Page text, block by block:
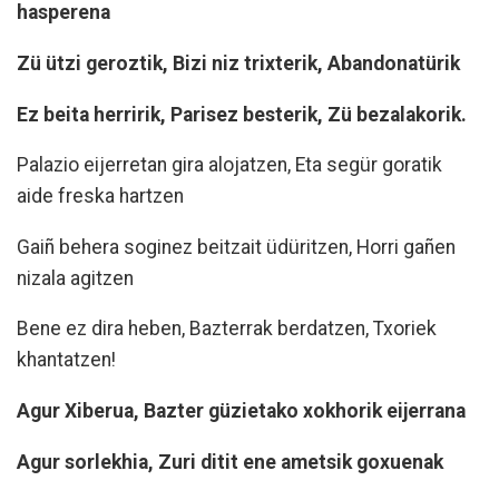
hasperena
Zü ützi geroztik, Bizi niz trixterik, Abandonatürik
Ez beita herririk, Parisez besterik, Zü bezalakorik.
Palazio eijerretan gira alojatzen, Eta segür goratik
aide freska hartzen
Gaiñ behera soginez beitzait üdüritzen, Horri gañen
nizala agitzen
Bene ez dira heben, Bazterrak berdatzen, Txoriek
khantatzen!
Agur Xiberua, Bazter güzietako xokhorik eijerrana
Agur sorlekhia, Zuri ditit ene ametsik goxuenak